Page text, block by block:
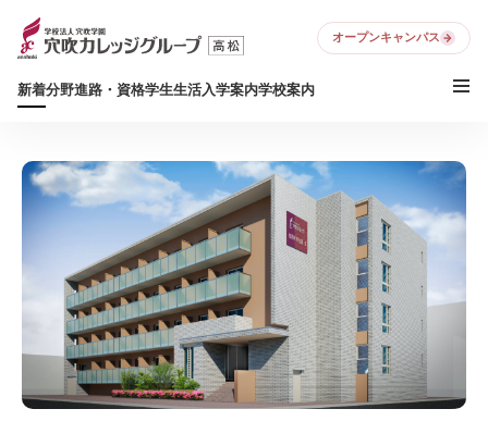
新着分野進路・資格学生生活入学案内学校案内
オープンキャンパス